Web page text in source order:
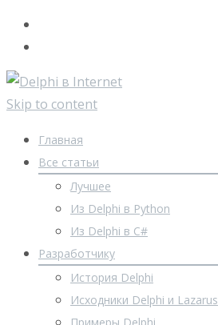
Skip to content
Главная
Все статьи
Лучшее
Из Delphi в Python
Из Delphi в C#
Разработчику
История Delphi
Исходники Delphi и Lazarus